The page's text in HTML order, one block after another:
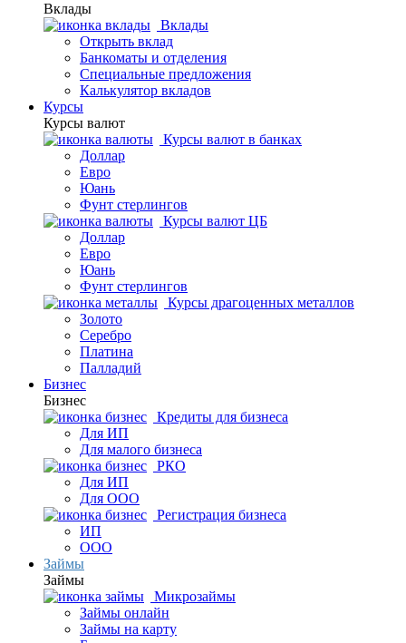
Вклады
Вклады
Открыть вклад
Банкоматы и отделения
Специальные предложения
Калькулятор вкладов
Курсы
Курсы валют
Курсы валют в банках
Доллар
Евро
Юань
Фунт стерлингов
Курсы валют ЦБ
Доллар
Евро
Юань
Фунт стерлингов
Курсы драгоценных металлов
Золото
Серебро
Платина
Палладий
Бизнес
Бизнес
Кредиты для бизнеса
Для ИП
Для малого бизнеса
РКО
Для ИП
Для ООО
Регистрация бизнеса
ИП
ООО
Займы
Займы
Микрозаймы
Займы онлайн
Займы на карту